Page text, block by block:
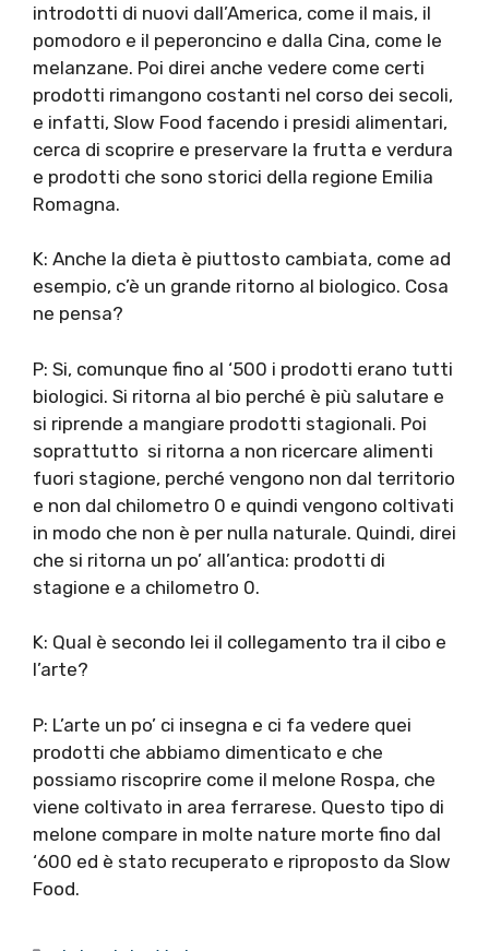
introdotti di nuovi dall’America, come il mais, il
pomodoro e il peperoncino e dalla Cina, come le
melanzane. Poi direi anche vedere come certi
prodotti rimangono costanti nel corso dei secoli,
e infatti, Slow Food facendo i presidi alimentari,
cerca di scoprire e preservare la frutta e verdura
e prodotti che sono storici della regione Emilia
Romagna.
K: Anche la dieta è piuttosto cambiata, come ad
esempio, c’è un grande ritorno al biologico. Cosa
ne pensa?
P: Si, comunque fino al ‘500 i prodotti erano tutti
biologici. Si ritorna al bio perché è più salutare e
si riprende a mangiare prodotti stagionali. Poi
soprattutto si ritorna a non ricercare alimenti
fuori stagione, perché vengono non dal territorio
e non dal chilometro 0 e quindi vengono coltivati
in modo che non è per nulla naturale. Quindi, direi
che si ritorna un po’ all’antica: prodotti di
stagione e a chilometro 0.
K: Qual è secondo lei il collegamento tra il cibo e
l’arte?
P: L’arte un po’ ci insegna e ci fa vedere quei
prodotti che abbiamo dimenticato e che
possiamo riscoprire come il melone Rospa, che
viene coltivato in area ferrarese. Questo tipo di
melone compare in molte nature morte fino dal
‘600 ed è stato recuperato e riproposto da Slow
Food.